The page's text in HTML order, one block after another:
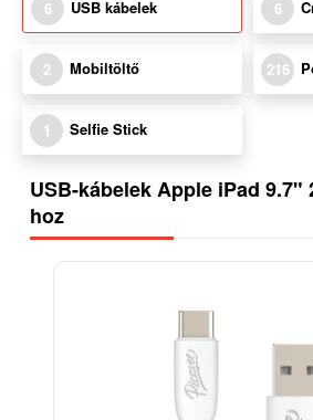
6 USB kábelek 6
2 Mobiltöltő 216
1 Selfie Stick
USB-kábelek Apple iPad 9.7"
hoz